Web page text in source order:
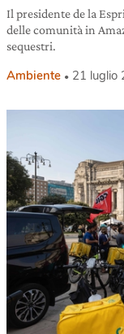
Il presidente de la
delle comunità in
sequestri.
Ambiente 21 luglio